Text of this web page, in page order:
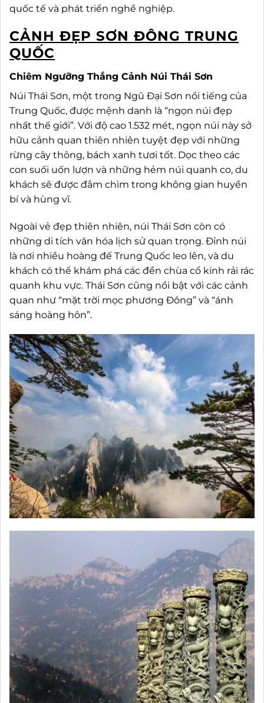
quốc tế và phát triển nghề nghiệp.
CẢNH ĐẸP SƠN ĐÔNG TRUNG
QUỐC
Chiêm Ngưỡng Thắng Cảnh Núi Thái Sơn
Núi Thái Sơn, một trong Ngũ Đại Sơn nổi tiếng của
Trung Quốc, được mệnh danh là “ngọn núi đẹp
nhất thế giới”. Với độ cao 1.532 mét, ngọn núi này sở
hữu cảnh quan thiên nhiên tuyệt đẹp với những
rừng cây thông, bách xanh tươi tốt. Dọc theo các
con suối uốn lượn và những hẻm núi quanh co, du
khách sẽ được đắm chìm trong không gian huyền
bí và hùng vĩ.
Ngoài vẻ đẹp thiên nhiên, núi Thái Sơn còn có
những di tích văn hóa lịch sử quan trọng. Đỉnh núi
là nơi nhiều hoàng đế Trung Quốc leo lên, và du
khách có thể khám phá các đền chùa cổ kính rải rác
quanh khu vực. Thái Sơn cũng nổi bật với các cảnh
quan như “mặt trời mọc phương Đông” và “ánh
sáng hoàng hôn”.